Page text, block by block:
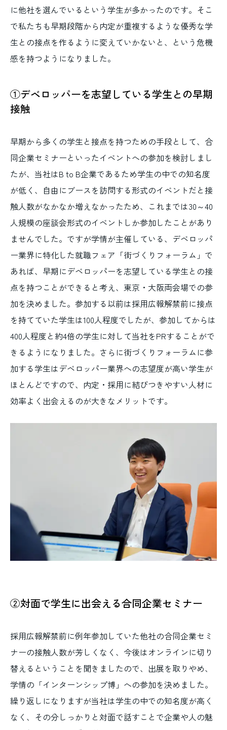
に他社を選んでいるという学生が多かったのです。そこ
で私たちも早期段階から内定が重複するような優秀な学
生との接点を作るように変えていかないと、という危機
感を持つようになりました。
①デベロッパーを志望している学生との早期
接触
早期から多くの学生と接点を持つための手段として、合
同企業セミナーといったイベントへの参加を検討しまし
たが、当社はB to B企業であるため学生の中での知名度
が低く、自由にブースを訪問する形式のイベントだと接
触人数がなかなか増えなかったため、これまでは30～40
人規模の座談会形式のイベントしか参加したことがあり
ませんでした。ですが学情が主催している、デベロッパ
ー業界に特化した就職フェア「街づくりフォーラム」で
あれば、早期にデベロッパーを志望している学生との接
点を持つことができると考え、東京・大阪両会場での参
加を決めました。参加する以前は採用広報解禁前に接点
を持てていた学生は100人程度でしたが、参加してからは
400人程度と約4倍の学生に対して当社をPRすることがで
きるようになりました。さらに街づくりフォーラムに参
加する学生はデベロッパー業界への志望度が高い学生が
ほとんどですので、内定・採用に結びつきやすい人材に
効率よく出会えるのが大きなメリットです。
②対面で学生に出会える合同企業セミナー
採用広報解禁前に例年参加していた他社の合同企業セミ
ナーの接触人数が芳しくなく、今後はオンラインに切り
替えるということを聞きましたので、出展を取りやめ、
学情の「インターンシップ博」への参加を決めました。
繰り返しになりますが当社は学生の中での知名度が高く
なく、その分しっかりと対面で話すことで企業や人の魅